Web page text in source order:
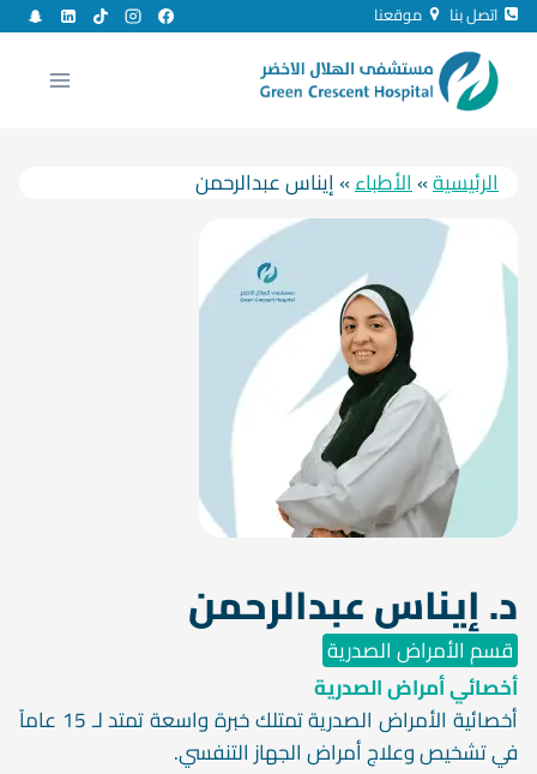
التجاوز
المحتوى
اتصل بنا موقعنا
الرئيسية»الأطباء»إيناس عبدالرحمن
د. إيناس عبدالرحمن
قسم الأمراض الصدرية
أخصائي أمراض الصدرية
أخصائية الأمراض الصدرية تمتلك خبرة واسعة تمتد لـ 15 عاماً
في تشخيص وعلاج أمراض الجهاز التنفسي.